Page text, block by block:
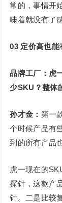
常的，事情开
味着就没有了
03 定价高也能
品牌工厂：虎
少SKU？整体
孙才金： 第一
个时候产品有
到的所有产品
虎一现在的
探针，这款产
针。二是比较